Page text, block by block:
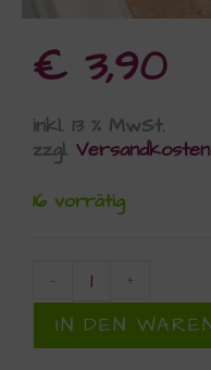
€ 3,90
inkl. 13 % MwSt.
zzgl. Versandkosten
16 vorrätig
- +
IN DEN